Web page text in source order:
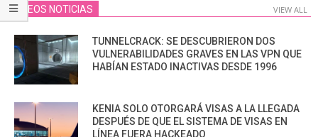
VIDEOS NOTICIAS VIEW ALL
TUNNELCRACK: SE DESCUBRIERON DOS
VULNERABILIDADES GRAVES EN LAS VPN QUE
HABÍAN ESTADO INACTIVAS DESDE 1996
KENIA SOLO OTORGARÁ VISAS A LA LLEGADA
DESPUÉS DE QUE EL SISTEMA DE VISAS EN
LÍNEA FUERA HACKEADO